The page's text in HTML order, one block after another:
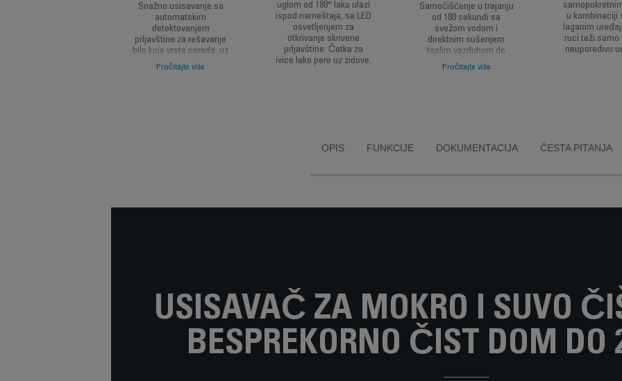
Snažno usisavanje sa
automatskim
detektovanjem
prljavštine za rešavanje
bilo koje vrste nereda, uz
stalni protok sveže vode
za besprekorne
Pročitajte više
uglom od 180° lako ulazi
ispod nameštaja, sa LED
osvetljenjem za
otkrivanje skrivene
prljavštine. Četka za
ivice lako pere uz zidove.
Samočišćenje u trajanju
od 180 sekundi sa
svežom vodom i
direktnim sušenjem
toplim vazduhom do
60°C jednim klikom, kako
biste izbegli neprijatne
Pročitajte više
u kombinaciji
laganim
ruci teži samo
neuporedivu
OPIS FUNKCIJE DOKUMENTACIJA ČESTA PITANJA
USISAVAČ ZA MOKRO I SUVO
BESPREKORNO ČIST DOM DO